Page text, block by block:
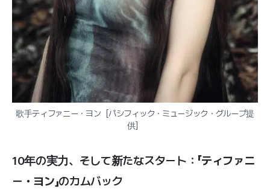
歌手ティファニー・ヨン［パシフィック・ミュージック・グループ提
供］
10年の実力、そして新たなスタート： 「ティファニ
ー・ヨン」のカムバック